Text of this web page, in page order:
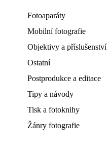
Fotoaparáty
Mobilní fotografie
Objektivy a příslušenství
Ostatní
Postprodukce a editace
Tipy a návody
Tisk a fotoknihy
Žánry fotografie